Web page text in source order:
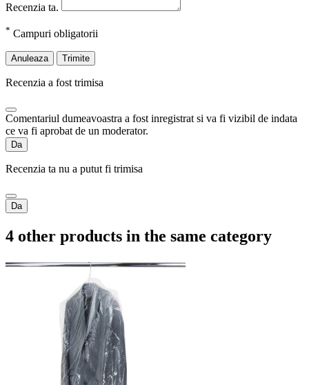
Recenzia ta.
* Campuri obligatorii
Anuleaza Trimite
Recenzia a fost trimisa
Comentariul dumeavoastra a fost inregistrat si va fi vizibil de indata
ce va fi aprobat de un moderator.
Da
Recenzia ta nu a putut fi trimisa
Da
4 other products in the same category